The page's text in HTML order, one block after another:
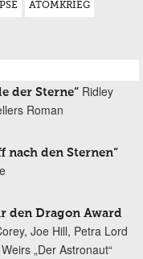
ATOMKRIEG
der Sterne“ Ridley
Roman
nach den Sternen“
den Dragon Award
Joe Hill, Petra Lord
„Der Astronaut“